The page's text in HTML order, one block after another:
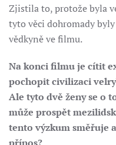
Zjistila to, protože byla
tyto věci dohromady
vědkyně ve filmu.
Na konci filmu je cítit
pochopit civilizaci
Ale tyto dvě ženy se o
může prospět
tento výzkum směřuje